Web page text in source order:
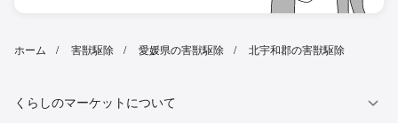
ホーム 害獣駆除 愛媛県の害獣駆除 北宇和郡の害獣駆除
くらしのマーケットについて